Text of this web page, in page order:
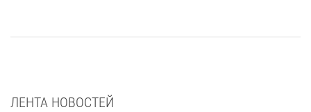
ЛЕНТА НОВОСТЕЙ